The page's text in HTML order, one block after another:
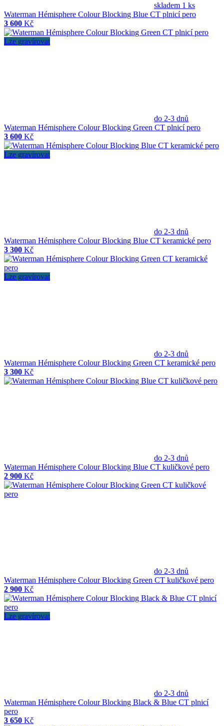
skladem 1 ks
Waterman Hémisphere Colour Blocking Blue CT plnicí pero
3 600 Kč
Lze gravírovat
do 2-3 dnů
Waterman Hémisphere Colour Blocking Green CT plnicí pero
3 600 Kč
Lze gravírovat
do 2-3 dnů
Waterman Hémisphere Colour Blocking Blue CT keramické pero
3 300 Kč
Lze gravírovat
do 2-3 dnů
Waterman Hémisphere Colour Blocking Green CT keramické pero
3 300 Kč
do 2-3 dnů
Waterman Hémisphere Colour Blocking Blue CT kuličkové pero
2 900 Kč
do 2-3 dnů
Waterman Hémisphere Colour Blocking Green CT kuličkové pero
2 900 Kč
Lze gravírovat
do 2-3 dnů
Waterman Hémisphere Colour Blocking Black & Blue CT plnicí
pero
3 650 Kč